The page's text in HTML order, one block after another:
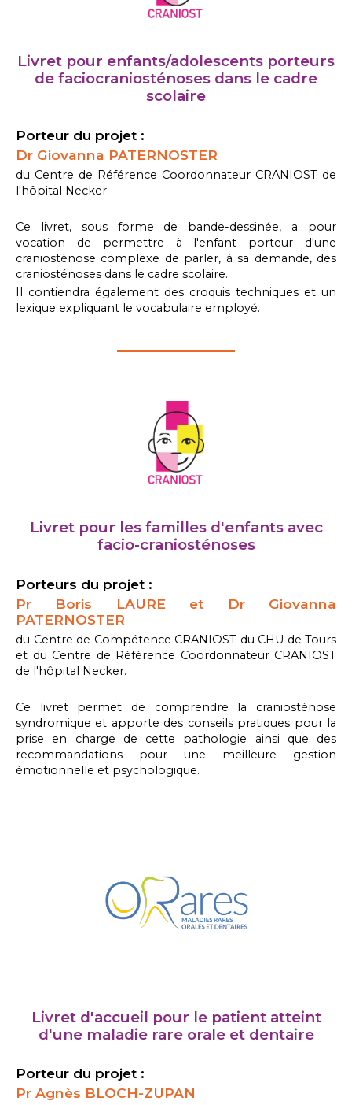
Livret pour enfants/adolescents porteurs
de faciocraniosténoses dans le cadre
scolaire
Porteur du projet :
Dr Giovanna PATERNOSTER
du Centre de Référence Coordonnateur CRANIOST de
l'hôpital Necker.
Ce livret, sous forme de bande-dessinée, a pour
vocation de permettre à l'enfant porteur d'une
craniosténose complexe de parler, à sa demande, des
craniosténoses dans le cadre scolaire.
Il contiendra également des croquis techniques et un
lexique expliquant le vocabulaire employé.
Livret pour les familles d'enfants avec
facio-craniosténoses
Porteurs du projet :
Pr Boris LAURE et Dr Giovanna
PATERNOSTER
du Centre de Compétence CRANIOST du CHU de Tours
et du Centre de Référence Coordonnateur CRANIOST
de l'hôpital Necker.
Ce livret permet de comprendre la craniosténose
syndromique et apporte des conseils pratiques pour la
prise en charge de cette pathologie ainsi que des
recommandations pour une meilleure gestion
émotionnelle et psychologique.
Livret d'accueil pour le patient atteint
d'une maladie rare orale et dentaire
Porteur du projet :
Pr Agnès BLOCH-ZUPAN